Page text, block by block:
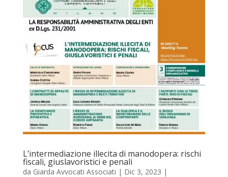
L’intermediazione illecita di manodopera: rischi
fiscali, giuslavoristici e penali
da Giarda Avvocati Associati | Dic 3, 2023 |